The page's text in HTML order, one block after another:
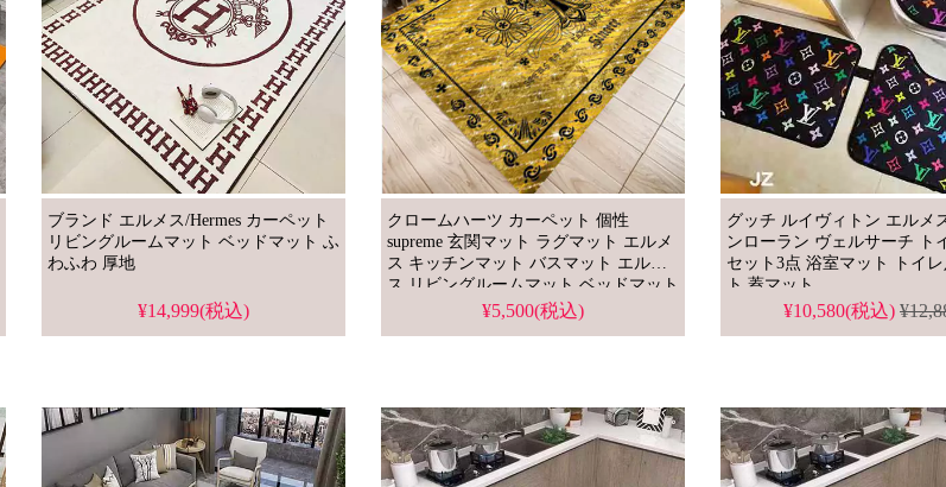
ブランド エルメス/Hermes カーペット
リビングルームマット ベッドマット ふ
わふわ 厚地
¥14,999(税込)
クロームハーツ カーペット 個性
supreme 玄関マット ラグマット エルメ
ス キッチンマット バスマット エルメ
ス リビングルームマット ベッドマット
滑り止めシート ファッション通販
¥5,500(税込)
グッチ ルイヴィトン エルメ
ンローラン ヴェルサーチ ト
セット3点 浴室マット トイ
ト 蓋マット
¥10,580(税込)